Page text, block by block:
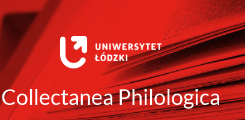
Collectanea Philologica